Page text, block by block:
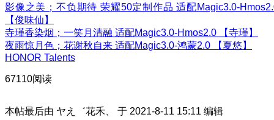
影像之美；不负期待 荣耀50定制作品 适配Magic3.0-
【俊味仙】
寺瑾香染烟；一笑月清融 适配Magic3.0-Hmos2.0 【寺瑾】
夜雨惊月色；花谢秋自来 适配Magic3.0-鸿蒙2.0 【夏悠】
HONOR Talents
67110阅读
本帖最后由 ヤえ゛花禾、 于 2021-8-11 15:11 编辑